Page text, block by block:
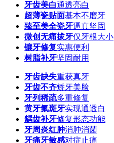
牙齿美白通透亮白
超薄瓷贴面基本不磨牙
臻至美全瓷牙逼真坚固
微创无痛拔牙仅牙根大小
镶牙修复实惠便利
树脂补牙坚固耐用
牙齿缺失重获真牙
牙齿不齐矫牙美脸
牙列稀疏多重修复
黄牙氟斑牙实现通透白
龋齿补牙修复形态功能
牙周炎红肿消肿消菌
牙痛牙敏感对症止痛